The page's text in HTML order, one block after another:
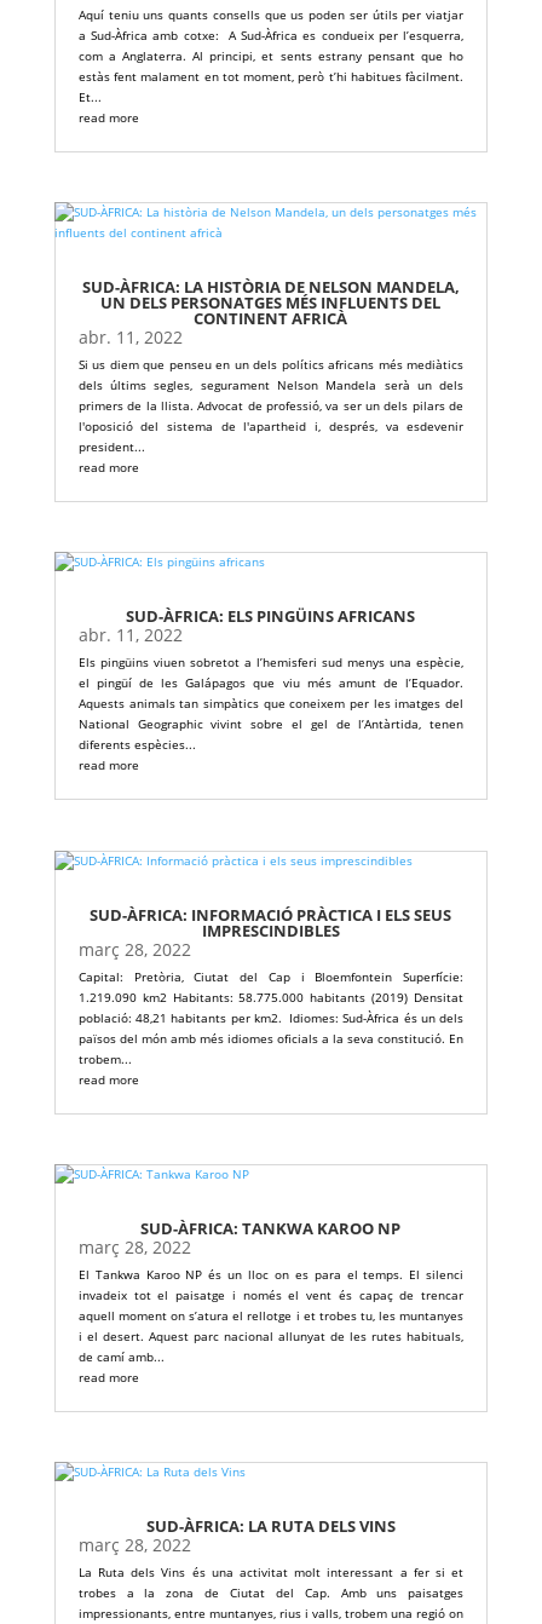
Aquí teniu uns quants consells que us poden ser útils per viatjar
a Sud-Àfrica amb cotxe: A Sud-Àfrica es condueix per l’esquerra,
com a Anglaterra. Al principi, et sents estrany pensant que ho
estàs fent malament en tot moment, però t’hi habitues fàcilment.
Et...
read more
SUD-ÀFRICA: LA HISTÒRIA DE NELSON MANDELA,
UN DELS PERSONATGES MÉS INFLUENTS DEL
CONTINENT AFRICÀ
abr. 11, 2022
Si us diem que penseu en un dels polítics africans més mediàtics
dels últims segles, segurament Nelson Mandela serà un dels
primers de la llista. Advocat de professió, va ser un dels pilars de
l'oposició del sistema de l'apartheid i, després, va esdevenir
president...
read more
SUD-ÀFRICA: ELS PINGÜINS AFRICANS
abr. 11, 2022
Els pingüins viuen sobretot a l’hemisferi sud menys una espècie,
el pingüí de les Galápagos que viu més amunt de l’Equador.
Aquests animals tan simpàtics que coneixem per les imatges del
National Geographic vivint sobre el gel de l’Antàrtida, tenen
diferents espècies...
read more
SUD-ÀFRICA: INFORMACIÓ PRÀCTICA I ELS SEUS
IMPRESCINDIBLES
març 28, 2022
Capital: Pretòria, Ciutat del Cap i Bloemfontein Superfície:
1.219.090 km2 Habitants: 58.775.000 habitants (2019) Densitat
població: 48,21 habitants per km2. Idiomes: Sud-Àfrica és un dels
països del món amb més idiomes oficials a la seva constitució. En
trobem...
read more
SUD-ÀFRICA: TANKWA KAROO NP
març 28, 2022
El Tankwa Karoo NP és un lloc on es para el temps. El silenci
invadeix tot el paisatge i només el vent és capaç de trencar
aquell moment on s’atura el rellotge i et trobes tu, les muntanyes
i el desert. Aquest parc nacional allunyat de les rutes habituals,
de camí amb...
read more
SUD-ÀFRICA: LA RUTA DELS VINS
març 28, 2022
La Ruta dels Vins és una activitat molt interessant a fer si et
trobes a la zona de Ciutat del Cap. Amb uns paisatges
impressionants, entre muntanyes, rius i valls, trobem una regió on